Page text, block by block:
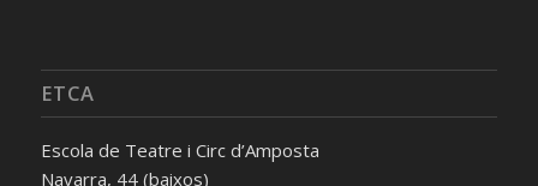
ETCA
Escola de Teatre i Circ d’Amposta
Navarra, 44 (baixos)